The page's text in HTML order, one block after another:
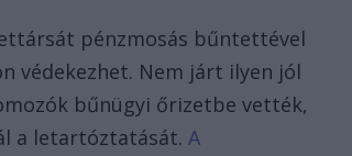
pénzmosás bűntettével
védekezhet. Nem járt ilyen jól
bűnügyi őrizetbe vették,
a letartóztatását.A